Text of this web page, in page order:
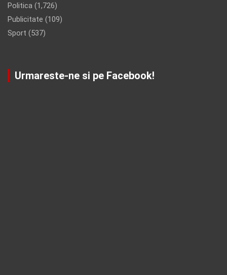
Politica (1,726)
Publicitate (109)
Sport (537)
Urmareste-ne si pe Facebook!